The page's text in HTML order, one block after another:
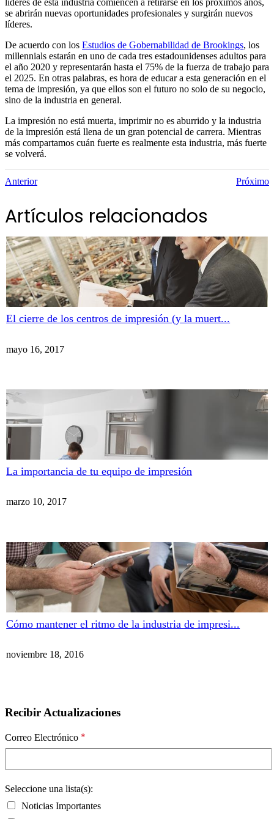
líderes de esta industria comiencen a retirarse en los próximos años,
se abrirán nuevas oportunidades profesionales y surgirán nuevos
líderes.
De acuerdo con los Estudios de Gobernabilidad de Brookings, los
millennials estarán en uno de cada tres estadounidenses adultos para
el año 2020 y representarán hasta el 75% de la fuerza de trabajo para
el 2025. En otras palabras, es hora de educar a esta generación en el
tema de impresión, ya que ellos son el futuro no solo de su negocio,
sino de la industria en general.
La impresión no está muerta, imprimir no es aburrido y la industria
de la impresión está llena de un gran potencial de carrera. Mientras
más compartamos cuán fuerte es realmente esta industria, más fuerte
se volverá.
Anterior Próximo
Artículos relacionados
El cierre de los centros de impresión (y la muert...
mayo 16, 2017
La importancia de tu equipo de impresión
marzo 10, 2017
Cómo mantener el ritmo de la industria de impresi...
noviembre 18, 2016
Recibir Actualizaciones
Correo Electrónico *
Seleccione una lista(s):
Noticias Importantes